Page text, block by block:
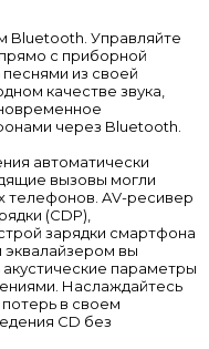
Bluetooth. Управляйте
с приборной
из своей
качестве звука,
через Bluetooth.
автоматически
вызовы могли
телефонов. AV-ресивер
(CDP),
зарядки смартфона
эквалайзером вы
параметры
Наслаждайтесь
в своем
CD без